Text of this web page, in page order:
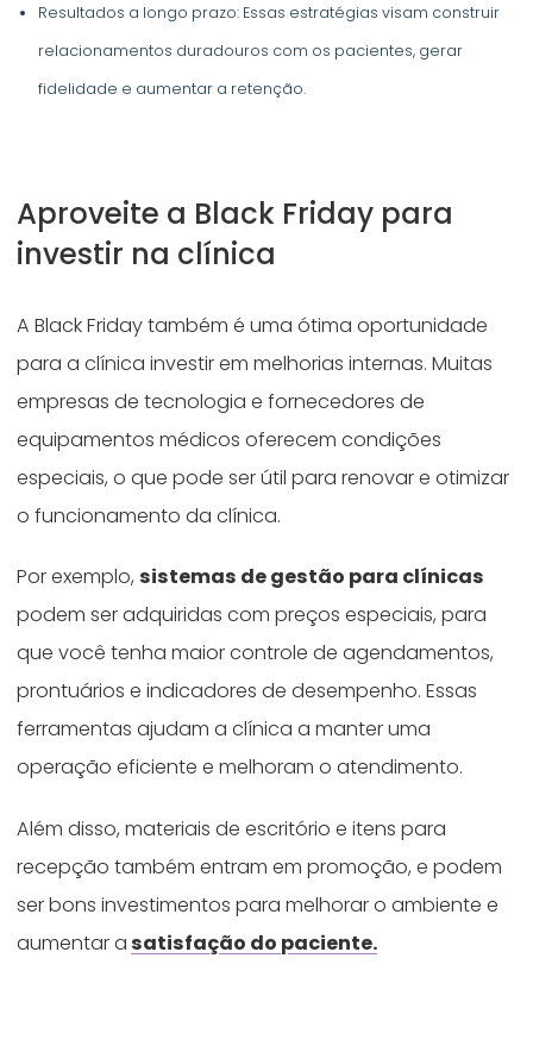
Resultados a longo prazo: Essas estratégias visam construir
relacionamentos duradouros com os pacientes, gerar
fidelidade e aumentar a retenção.
Aproveite a Black Friday para
investir na clínica
A Black Friday também é uma ótima oportunidade
para a clínica investir em melhorias internas. Muitas
empresas de tecnologia e fornecedores de
equipamentos médicos oferecem condições
especiais, o que pode ser útil para renovar e otimizar
o funcionamento da clínica.
Por exemplo,sistemas de gestão para clínicas
podem ser adquiridas com preços especiais, para
que você tenha maior controle de agendamentos,
prontuários e indicadores de desempenho. Essas
ferramentas ajudam a clínica a manter uma
operação eficiente e melhoram o atendimento.
Além disso, materiais de escritório e itens para
recepção também entram em promoção, e podem
ser bons investimentos para melhorar o ambiente e
aumentar asatisfação do paciente.